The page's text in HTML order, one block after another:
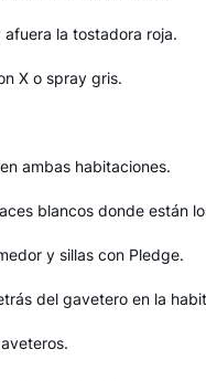
la tostadora roja.
X o spray gris.
ambas habitaciones.
blancos donde están
y sillas con Pledge.
del gavetero en la